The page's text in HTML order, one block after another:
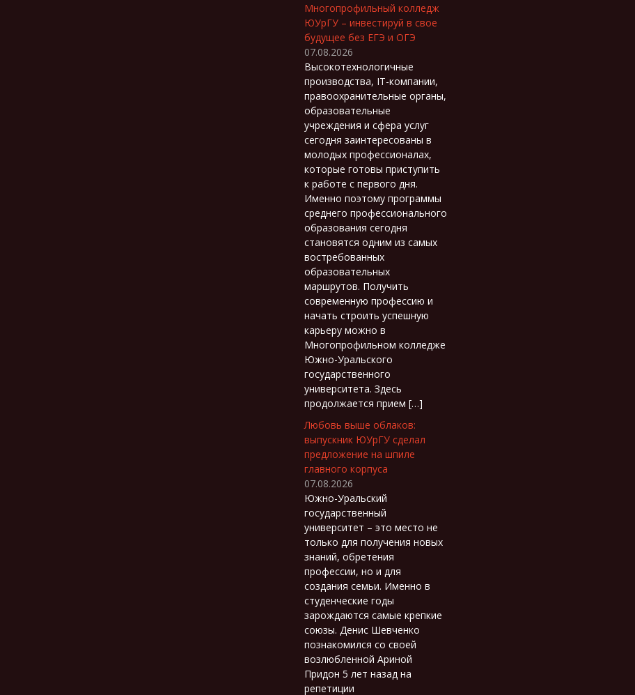
Многопрофильный колледж
ЮУрГУ – инвестируй в свое
будущее без ЕГЭ и ОГЭ
07.08.2026
Высокотехнологичные
производства, IT-компании,
правоохранительные органы,
образовательные
учреждения и сфера услуг
сегодня заинтересованы в
молодых профессионалах,
которые готовы приступить
к работе с первого дня.
Именно поэтому программы
среднего профессионального
образования сегодня
становятся одним из самых
востребованных
образовательных
маршрутов. Получить
современную профессию и
начать строить успешную
карьеру можно в
Многопрофильном колледже
Южно-Уральского
государственного
университета. Здесь
продолжается прием […]
Любовь выше облаков:
выпускник ЮУрГУ сделал
предложение на шпиле
главного корпуса
07.08.2026
Южно-Уральский
государственный
университет – это место не
только для получения новых
знаний, обретения
профессии, но и для
создания семьи. Именно в
студенческие годы
зарождаются самые крепкие
союзы. Денис Шевченко
познакомился со своей
возлюбленной Ариной
Придон 5 лет назад на
репетиции